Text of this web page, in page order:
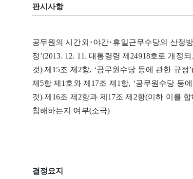
판시사항
공무원의 시간외･야간･휴일근무수당의 산정
정’(2013. 12. 11. 대통령령 제24918호로 개정
것) 제15조 제2항, ‘공무원수당 등에 관한 규정
제5항 제1호와 제17조 제1항, ‘공무원수당 등
것) 제16조 제2항과 제17조 제2항(이하 이를
침해하는지 여부(소극)
결정요지